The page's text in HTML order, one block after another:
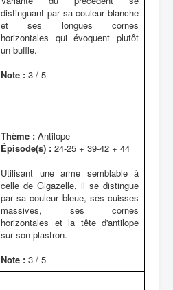
distinguant par sa couleur blanche
et ses longues cornes
horizontales qui évoquent plutôt
un buffle.
Note : 3 / 5
Thème : Antilope
Épisode(s) : 24-25 + 39-42 + 44
Utilisant une arme semblable à
celle de Gigazelle, il se distingue
par sa couleur bleue, ses cuisses
massives, ses cornes
horizontales et la tête d'antilope
sur son plastron.
Note : 3 / 5